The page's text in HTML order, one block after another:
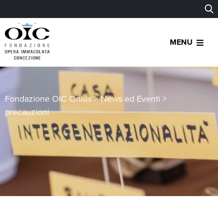
MENU
Fondazione OIC Onlus >News ed Eventi >
precauzioni